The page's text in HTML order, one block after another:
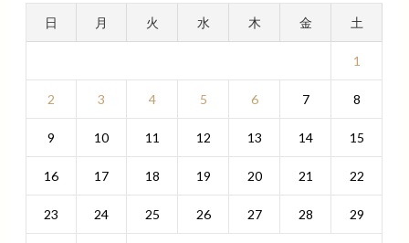
日 月 火 水 木 金 土
1
2 3 4 5 6 7 8
9 10 11 12 13 14 15
16 17 18 19 20 21 22
23 24 25 26 27 28 29